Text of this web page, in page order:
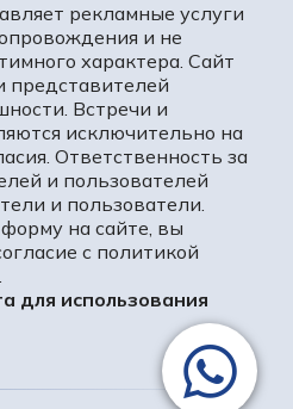
24000₽
84000₽
Солнцево
рекламные услуги
и не
характера. Сайт
Встречи и
исключительно на
Ответственность за
и пользователей
и пользователи.
на сайте, вы
с политикой
для использования